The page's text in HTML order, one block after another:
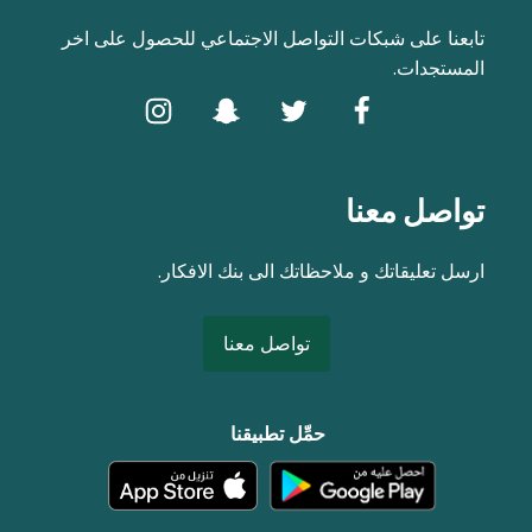
تابعنا على شبكات التواصل الاجتماعي للحصول على اخر
المستجدات.
تواصل معنا
ارسل تعليقاتك و ملاحظاتك الى بنك الافكار.
تواصل معنا
حمِّل تطبيقنا